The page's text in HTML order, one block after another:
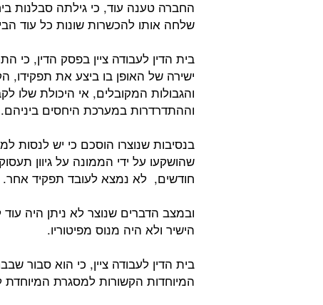
החברה טענה עוד, כי גילתה סבלנות
שלחה אותו להכשרות שונות כל עוד
בית הדין לעבודה ציין בפסק הדין, כי
ישירה של האופן בו ביצע את תפקידו,
והגבולות המקובלים, אי היכולת שלו
וההתדרדרות במערכת היחסים ביניהם.
בנסיבות שנוצרו הוסכם כי יש
שהושקעו על ידי הממונה על גיוון
חודשים, לא נמצא לעובד תפקיד אחר.
ובמצב הדברים שנוצר לא ניתן היה
הישיר ולא היה מנוס מפיטוריו.
בית הדין לעבודה ציין, כי הוא סבור
המיוחדות הקשורות למסגרת